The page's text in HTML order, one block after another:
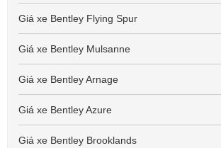
Giá xe Bentley Flying Spur
Giá xe Bentley Mulsanne
Giá xe Bentley Arnage
Giá xe Bentley Azure
Giá xe Bentley Brooklands